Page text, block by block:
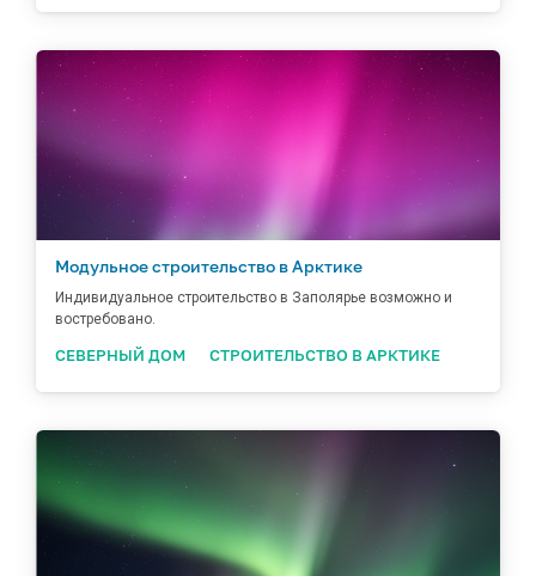
Модульное строительство в Арктике
Индивидуальное строительство в Заполярье возможно и
востребовано.
СЕВЕРНЫЙ ДОМ СТРОИТЕЛЬСТВО В АРКТИКЕ